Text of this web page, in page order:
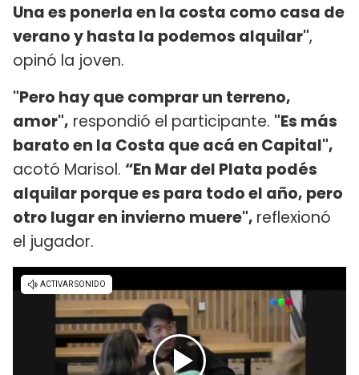
Una es ponerla en la costa como casa de
verano y hasta la podemos alquilar",
opinó la joven.
"Pero hay que comprar un terreno,
amor", respondió el participante. "Es más
barato en la Costa que acá en Capital",
acotó Marisol. “En Mar del Plata podés
alquilar porque es para todo el año, pero
otro lugar en invierno muere", reflexionó
el jugador.